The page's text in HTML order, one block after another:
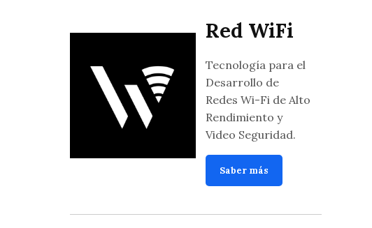
Red WiFi
Tecnología para el
Desarrollo de
Redes Wi-Fi de Alto
Rendimiento y
Video Seguridad.
Saber más